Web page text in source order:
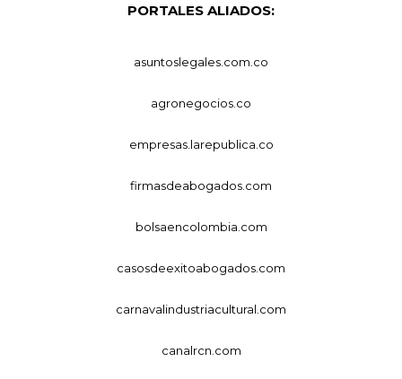
PORTALES ALIADOS:
asuntoslegales.com.co
agronegocios.co
empresas.larepublica.co
firmasdeabogados.com
bolsaencolombia.com
casosdeexitoabogados.com
carnavalindustriacultural.com
canalrcn.com